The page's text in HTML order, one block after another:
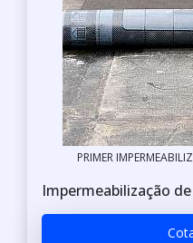
PRIMER
Impermeabilização